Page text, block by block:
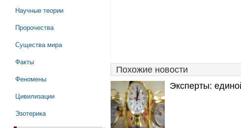
Научные теории
Пророчества
Существа мира
Факты
Феномены
Цивилизации
Эзотерика
Похожие новости
Эксперты: